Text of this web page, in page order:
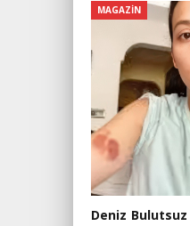
MAGAZIN
Deniz Bulutsuz